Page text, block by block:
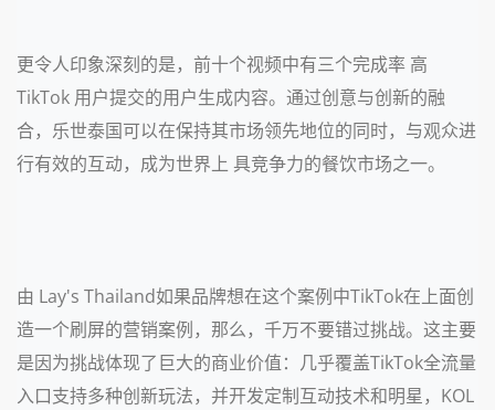
更令人印象深刻的是，前十个视频中有三个完成率 高
TikTok 用户提交的用户生成内容。通过创意与创新的融
合，乐世泰国可以在保持其市场领先地位的同时，与观众进
行有效的互动，成为世界上 具竞争力的餐饮市场之一。
由 Lay's Thailand如果品牌想在这个案例中TikTok在上面创
造一个刷屏的营销案例，那么，千万不要错过挑战。这主要
是因为挑战体现了巨大的商业价值：几乎覆盖TikTok全流量
入口支持多种创新玩法，并开发定制互动技术和明星，KOL